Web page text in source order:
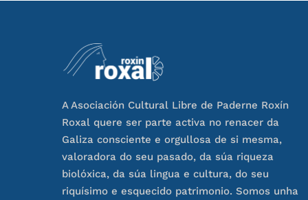
A Asociación Cultural Libre de Paderne Roxín
Roxal quere ser parte activa no renacer da
Galiza consciente e orgullosa de si mesma,
valoradora do seu pasado, da súa riqueza
biolóxica, da súa lingua e cultura, do seu
riquísimo e esquecido patrimonio. Somos unha